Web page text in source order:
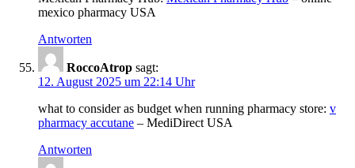
mexico pharmacy USA
Antworten
RoccoAtrop sagt:
12. August 2025 um 22:14 Uhr
what to consider as budget when running pharmacy store: v
pharmacy accutane – MediDirect USA
Antworten